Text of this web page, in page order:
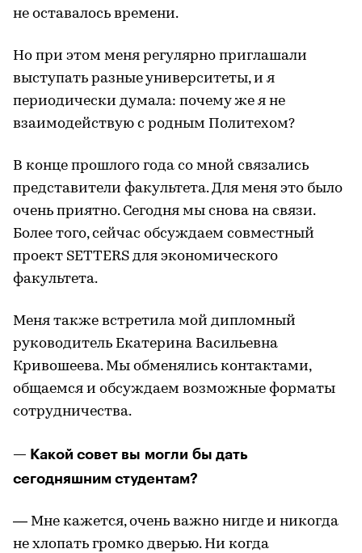
не оставалось времени.
Но при этом меня регулярно приглашали
выступать разные университеты, и я
периодически думала: почему же я не
взаимодействую с родным Политехом?
В конце прошлого года со мной связались
представители факультета. Для меня это было
очень приятно. Сегодня мы снова на связи.
Более того, сейчас обсуждаем совместный
проект SETTERS для экономического
факультета.
Меня также встретила мой дипломный
руководитель Екатерина Васильевна
Кривошеева. Мы обменялись контактами,
общаемся и обсуждаем возможные форматы
сотрудничества.
— Какой совет вы могли бы дать
сегодняшним студентам?
— Мне кажется, очень важно нигде и никогда
не хлопать громко дверью. Ни когда